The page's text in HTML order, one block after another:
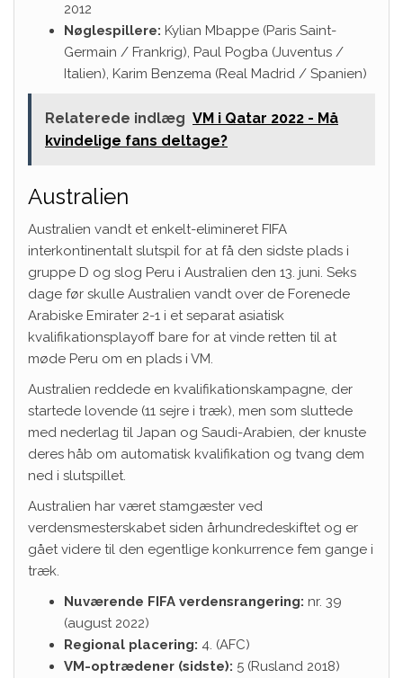
2012
Nøglespillere: Kylian Mbappe (Paris Saint-
Germain / Frankrig), Paul Pogba (Juventus /
Italien), Karim Benzema (Real Madrid / Spanien)
Relaterede indlæg VM i Qatar 2022 - Må
kvindelige fans deltage?
Australien
Australien vandt et enkelt-elimineret FIFA
interkontinentalt slutspil for at få den sidste plads i
gruppe D og slog Peru i Australien den 13. juni. Seks
dage før skulle Australien vandt over de Forenede
Arabiske Emirater 2-1 i et separat asiatisk
kvalifikationsplayoff bare for at vinde retten til at
møde Peru om en plads i VM.
Australien reddede en kvalifikationskampagne, der
startede lovende (11 sejre i træk), men som sluttede
med nederlag til Japan og Saudi-Arabien, der knuste
deres håb om automatisk kvalifikation og tvang dem
ned i slutspillet.
Australien har været stamgæster ved
verdensmesterskabet siden århundredeskiftet og er
gået videre til den egentlige konkurrence fem gange i
træk.
Nuværende FIFA verdensrangering: nr. 39
(august 2022)
Regional placering: 4. (AFC)
VM-optrædener (sidste): 5 (Rusland 2018)